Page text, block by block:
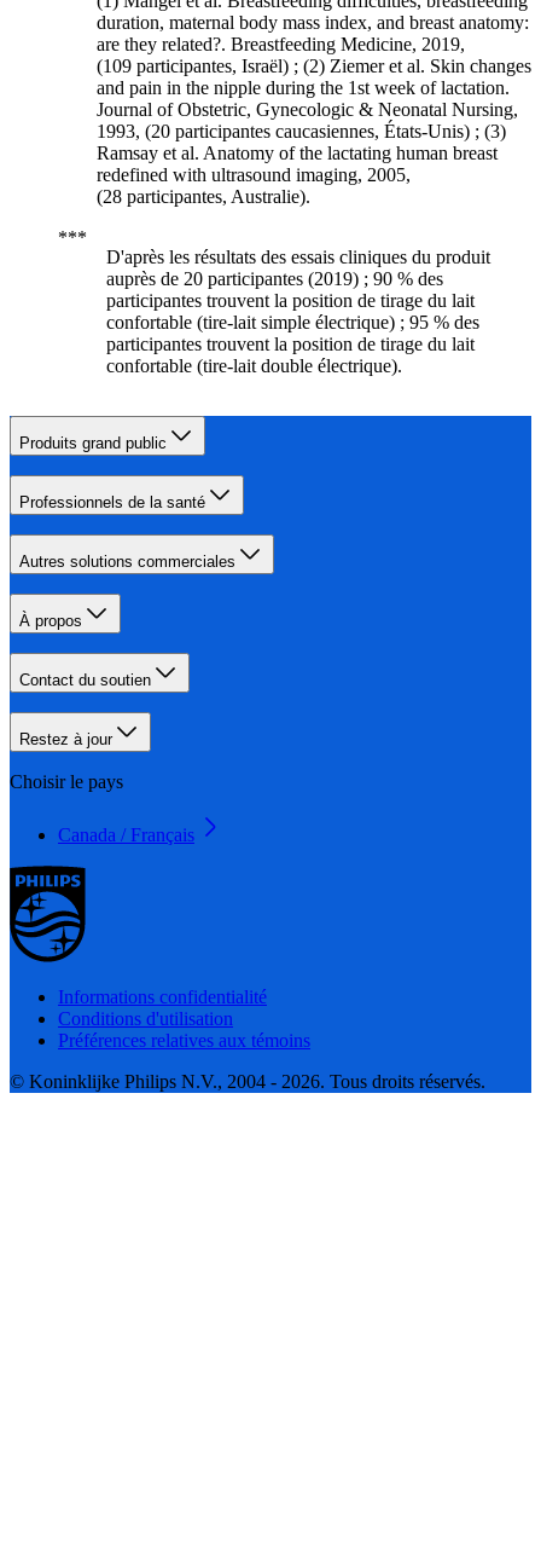
duration, maternal body mass index, and breast anatomy:
are they related?. Breastfeeding Medicine, 2019,
(109 participantes, Israël) ; (2) Ziemer et al. Skin changes
and pain in the nipple during the 1st week of lactation.
Journal of Obstetric, Gynecologic & Neonatal Nursing,
1993, (20 participantes caucasiennes, États-Unis) ; (3)
Ramsay et al. Anatomy of the lactating human breast
redefined with ultrasound imaging, 2005,
(28 participantes, Australie).
D'après les résultats des essais cliniques du produit
auprès de 20 participantes (2019) ; 90 % des
participantes trouvent la position de tirage du lait
confortable (tire-lait simple électrique) ; 95 % des
participantes trouvent la position de tirage du lait
confortable (tire-lait double électrique).
Produits grand public
Professionnels de la santé
Autres solutions commerciales
À propos
Contact du soutien
Restez à jour
Choisir le pays
Canada / Français
Informations confidentialité
Conditions d'utilisation
Préférences relatives aux témoins
© Koninklijke Philips N.V., 2004 - 2026. Tous droits réservés.